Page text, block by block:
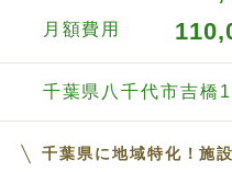
月額費用
千葉県八千代市吉橋
千葉県に地域特化！施